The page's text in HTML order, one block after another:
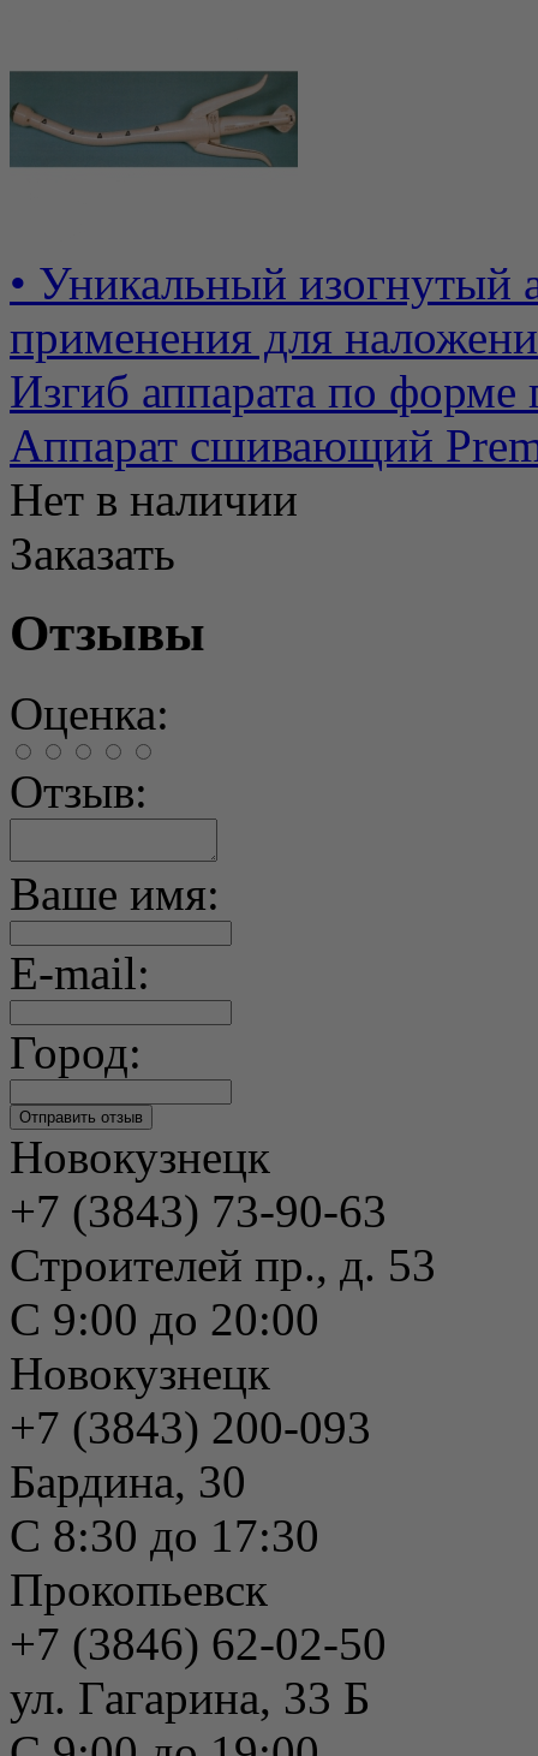
• Уникальный изогнутый
применения для
Изгиб аппарата по форме
Аппарат сшивающий
Нет в наличии
Заказать
Отзывы
Оценка:
Отзыв:
Ваше имя:
E-mail:
Город:
Новокузнецк
+7 (3843) 73-90-63
Строителей пр., д. 53
С 9:00 до 20:00
Новокузнецк
+7 (3843) 200-093
Бардина, 30
С 8:30 до 17:30
Прокопьевск
+7 (3846) 62-02-50
ул. Гагарина, 33 Б